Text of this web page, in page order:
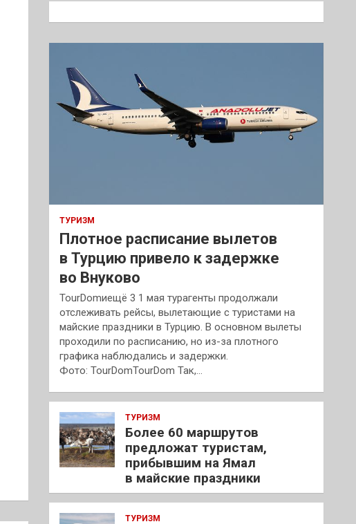
к
ТУРИЗМ
Плотное расписание вылетов
в Турцию привело к задержке
во Внуково
TourDomиещё 3 1 мая турагенты продолжали
отслеживать рейсы, вылетающие с туристами на
майские праздники в Турцию. В основном вылеты
проходили по расписанию, но из-за плотного
графика наблюдались и задержки.
Фото: TourDomTourDom Так,…
ТУРИЗМ
Более 60 маршрутов
предложат туристам,
прибывшим на Ямал
в майские праздники
ТУРИЗМ